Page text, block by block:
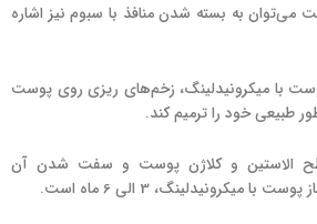
می‌توان به بسته شدن منافذ با سبوم نیز اشاره
پوست با میکرونیدلینگ، زخم‌های ریزی روی پوست
طبیعی خود را ترمیم کند.
الاستین و کلاژن پوست و سفت شدن آن
میکرونیدلینگ، 3 الی 6 ماه است.